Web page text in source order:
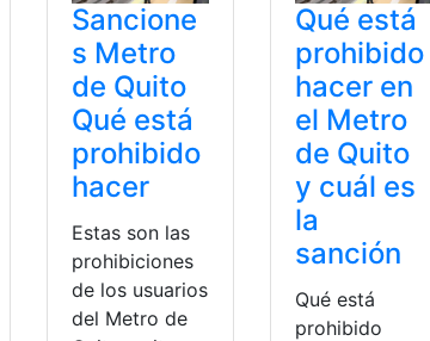
Sancione
s Metro
de Quito
Qué está
prohibido
hacer
Estas son las
prohibiciones
de los usuarios
del Metro de
Qué está
prohibido
hacer en
el Metro
de Quito
y cuál es
la
sanción
Qué está
prohibido